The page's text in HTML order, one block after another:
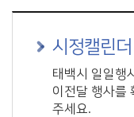
시정캘린더
태백시 일일행
이전달 행사를
주세요.